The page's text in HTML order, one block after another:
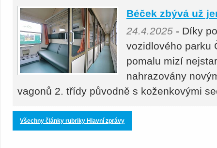
Béček zbývá už
24.4.2025 - Díky
vozidlového parku
pomalu mizí
nahrazovány
vagonů 2. třídy původně s koženkovými
Všechny články rubriky Hlavní zprávy